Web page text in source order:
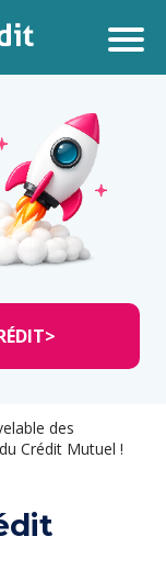
>
des
Crédit Mutuel !